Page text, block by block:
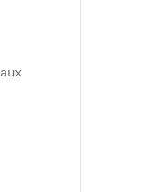
premières